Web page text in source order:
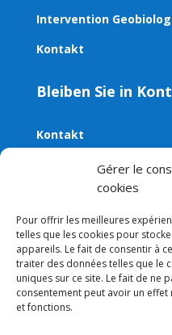
Gérer le
cookies
Pour offrir les meilleures
telles que les cookies pour
appareils. Le fait de consentir à
traiter des données telles que le
uniques sur ce site. Le fait de ne
consentement peut avoir un
et fonctions.
Intervention
Kontakt
Bleiben Sie in
Kontakt
Newsletter